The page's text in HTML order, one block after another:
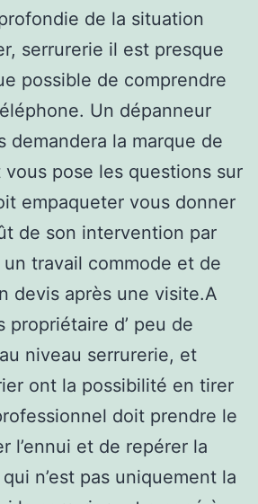
de la situation
serrurerie il est presque
possible de comprendre
Un dépanneur
demandera la marque de
pose les questions sur
empaqueter vous donner
de son intervention par
travail commode et de
devis après une visite.A
propriétaire d’ peu de
niveau serrurerie, et
ont la possibilité en tirer
doit prendre le
l’ennui et de repérer la
n’est pas uniquement la